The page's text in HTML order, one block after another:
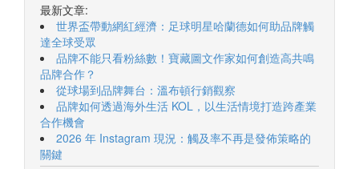
最新文章:
世界盃帶動網紅經濟：足球明星哈蘭德如何助品牌觸
達全球受眾
品牌不能只看粉絲數！寶藏圖文作家如何創造高共鳴
品牌合作？
從球場到品牌舞台：溫布頓行銷觀察
品牌如何透過海外生活 KOL，以生活情境打造跨產業
合作機會
2026 年 Instagram 現況：觸及率不再是發佈策略的
關鍵